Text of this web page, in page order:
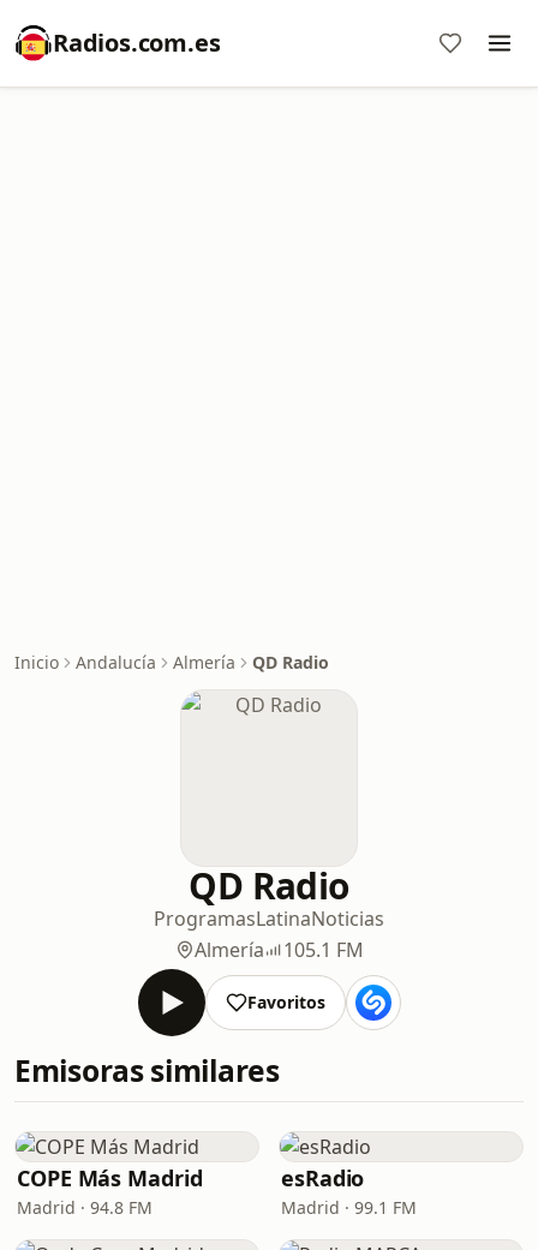
Radios.com.es
Inicio Andalucía Almería QD Radio
QD Radio
ProgramasLatinaNoticias
Almería
105.1 FM
Favoritos
Emisoras similares
COPE Más Madrid
Madrid · 94.8 FM
esRadio
Madrid · 99.1 FM